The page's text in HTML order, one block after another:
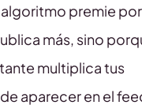
premie
más, sino
multiplica tus
aparecer en el